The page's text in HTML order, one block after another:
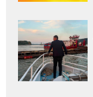
Adaugă
aici textul
pentru
subtitlu